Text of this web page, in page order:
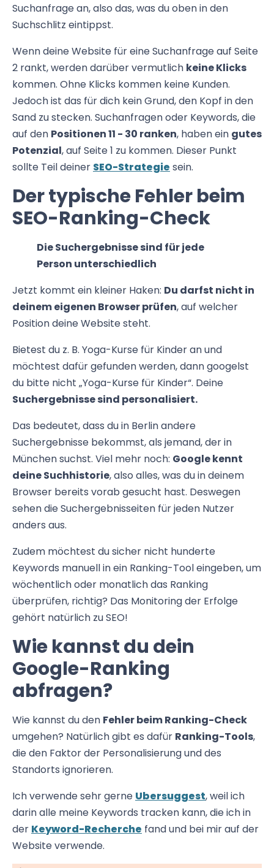
Suchanfrage an, also das, was du oben in den
Suchschlitz eintippst.
Wenn deine Website für eine Suchanfrage auf Seite
2 rankt, werden darüber vermutlich keine Klicks
kommen. Ohne Klicks kommen keine Kunden.
Jedoch ist das für dich kein Grund, den Kopf in den
Sand zu stecken. Suchanfragen oder Keywords, die
auf den Positionen 11 - 30 ranken, haben ein gutes
Potenzial, auf Seite 1 zu kommen. Dieser Punkt
sollte Teil deiner SEO-Strategie sein.
Der typische Fehler beim
SEO-Ranking-Check
Die Suchergebnisse sind für jede
Person unterschiedlich
Jetzt kommt ein kleiner Haken: Du darfst nicht in
deinem eigenen Browser prüfen, auf welcher
Position deine Website steht.
Bietest du z. B. Yoga-Kurse für Kinder an und
möchtest dafür gefunden werden, dann googelst
du bitte nicht „Yoga-Kurse für Kinder“. Deine
Suchergebnisse sind personalisiert.
Das bedeutet, dass du in Berlin andere
Suchergebnisse bekommst, als jemand, der in
München suchst. Viel mehr noch: Google kennt
deine Suchhistorie, also alles, was du in deinem
Browser bereits vorab gesucht hast. Deswegen
sehen die Suchergebnisseiten für jeden Nutzer
anders aus.
Zudem möchtest du sicher nicht hunderte
Keywords manuell in ein Ranking-Tool eingeben, um
wöchentlich oder monatlich das Ranking
überprüfen, richtig? Das Monitoring der Erfolge
gehört natürlich zu SEO!
Wie kannst du dein
Google-Ranking
abfragen?
Wie kannst du den Fehler beim Ranking-Check
umgehen? Natürlich gibt es dafür Ranking-Tools,
die den Faktor der Personalisierung und des
Standorts ignorieren.
Ich verwende sehr gerne Ubersuggest, weil ich
darin alle meine Keywords tracken kann, die ich in
der Keyword-Recherche fand und bei mir auf der
Website verwende.